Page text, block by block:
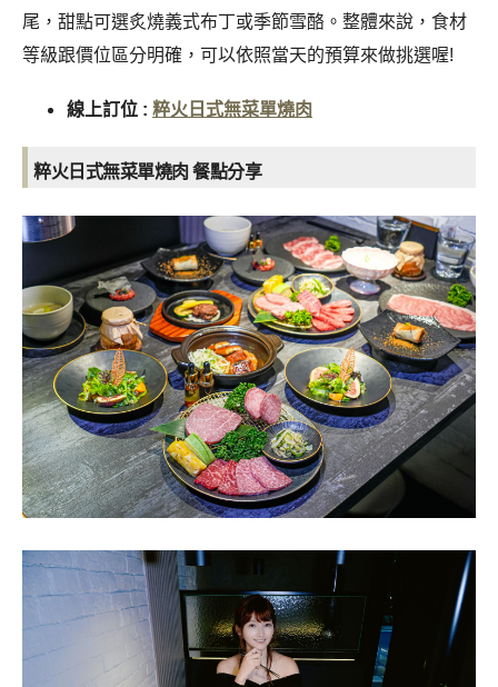
這次我們決定分別點「凝·粹」與「極·粹」兩種套餐，可
以跟家人朋友互相分享，一次品嚐到雙重層次的頂級饗
宴。